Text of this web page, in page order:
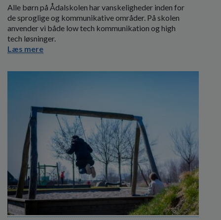
Alle børn på Ådalskolen har vanskeligheder inden for
de sproglige og kommunikative områder. På skolen
anvender vi både low tech kommunikation og high
tech løsninger.
Læs mere